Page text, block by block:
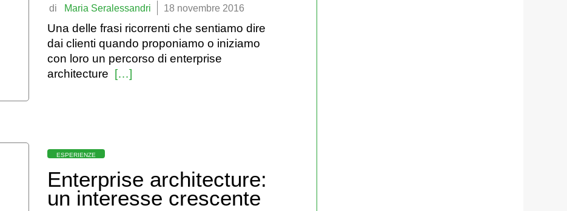
by Maria Seralessandri 18 novembre 2016
Una delle frasi ricorrenti che sentiamo dire
dai clienti quando proponiamo o iniziamo
con loro un percorso di enterprise
architecture
[…]
Categorie
ESPERIENZE
Enterprise architecture:
un interesse crescente